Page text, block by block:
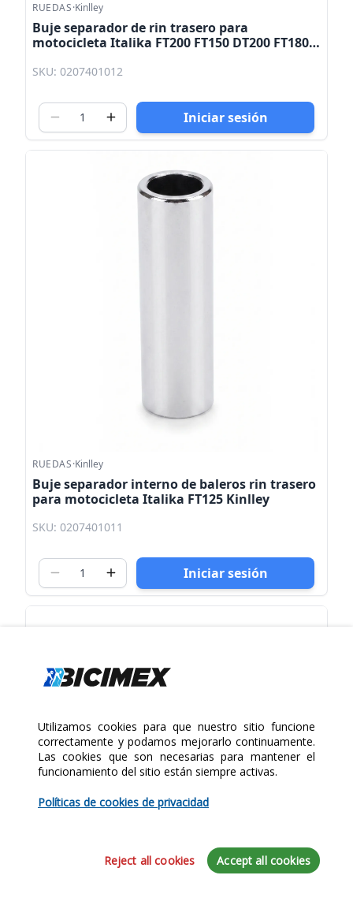
RUEDAS·Kinlley
Buje separador de rin trasero para
motocicleta Italika FT200 FT150 DT200 FT180
SKU: 0207401012
Iniciar sesión
RUEDAS·Kinlley
Buje separador interno de baleros rin trasero
para motocicleta Italika FT125 Kinlley
SKU: 0207401011
Iniciar sesión
Utilizamos cookies para que nuestro sitio funcione
correctamente y podamos mejorarlo continuamente.
Las cookies que son necesarias para mantener el
funcionamiento del sitio están siempre activas.
Políticas de cookies de privacidad
Reject all cookies Accept all cookies